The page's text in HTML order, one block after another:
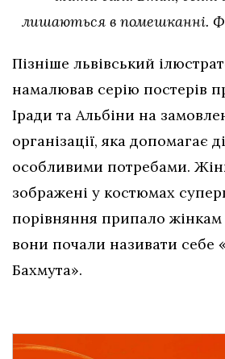
лишаються в помешканні.
Пізніше львівський
намалював серію постерів
Іради та Альбіни на
організації, яка допомагає
особливими потребами.
зображені у костюмах
порівняння припало
вони почали називати себе
Бахмута».